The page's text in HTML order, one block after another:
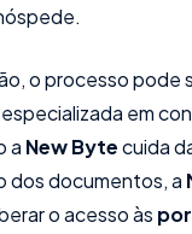
o processo pode
em
a New Bytecuida
dos documentos, a
o acesso às